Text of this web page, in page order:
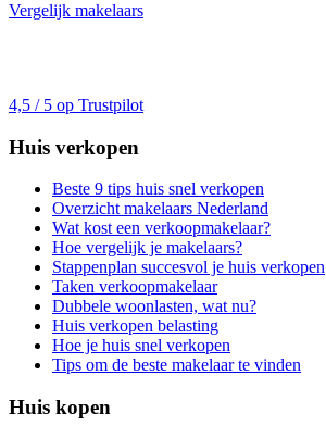
Vergelijk makelaars
4,5 / 5 op Trustpilot
Huis verkopen
Beste 9 tips huis snel verkopen
Overzicht makelaars Nederland
Wat kost een verkoopmakelaar?
Hoe vergelijk je makelaars?
Stappenplan succesvol je huis verkopen
Taken verkoopmakelaar
Dubbele woonlasten, wat nu?
Huis verkopen belasting
Hoe je huis snel verkopen
Tips om de beste makelaar te vinden
Huis kopen